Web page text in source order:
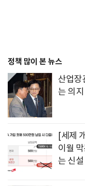
정책 많이 본 뉴스
산업
는 의
[세제
이월
는 신설